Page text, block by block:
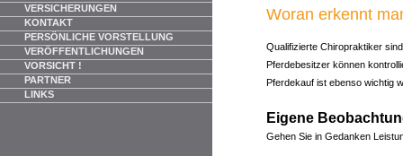
VERSICHERUNGEN
KONTAKT
PERSÖNLICHE VORSTELLUNG
VERÖFFENTLICHUNGEN
VORSICHT !
PARTNER
LINKS
Woran erkennt
Qualifizierte Chiropraktiker
Pferdebesitzer können
Pferdekauf ist ebenso wichtig
Eigene
Gehen Sie in Gedanken